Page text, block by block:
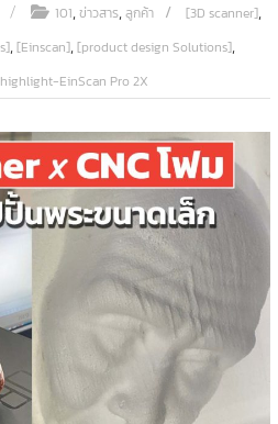
101,ข่าวสาร,ลูกค้า [3D scanner],
,[Einscan],[product design Solutions],
highlight-EinScan Pro 2X